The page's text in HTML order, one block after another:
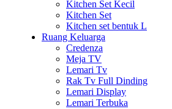
Kitchen Set Kecil
Kitchen Set
Kitchen set bentuk L
Ruang Keluarga
Credenza
Meja TV
Lemari Tv
Rak Tv Full Dinding
Lemari Display
Lemari Terbuka